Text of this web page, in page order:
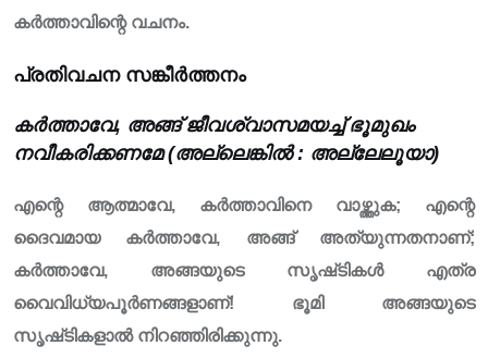
കർത്താവിന്റെ വചനം.
പ്രതിവചന സങ്കീർത്തനം
കർത്താവേ, അങ്ങ് ജീവശ്വാസമയച്ച് ഭൂമുഖം
നവീകരിക്കണമേ (അല്ലെങ്കിൽ : അല്ലേലൂയാ)
എന്റെ ആത്മാവേ, കർത്താവിനെ വാഴ്ത്തുക; എന്റെ
ദൈവമായ കർത്താവേ, അങ്ങ് അത്യുന്നതനാണ്;
കർത്താവേ, അങ്ങയുടെ സൃഷ്‌ടികൾ എത്ര
വൈവിധ്യപൂർണങ്ങളാണ്! ഭൂമി അങ്ങയുടെ
സൃഷ്‌ടികളാൽ നിറഞ്ഞിരിക്കുന്നു.